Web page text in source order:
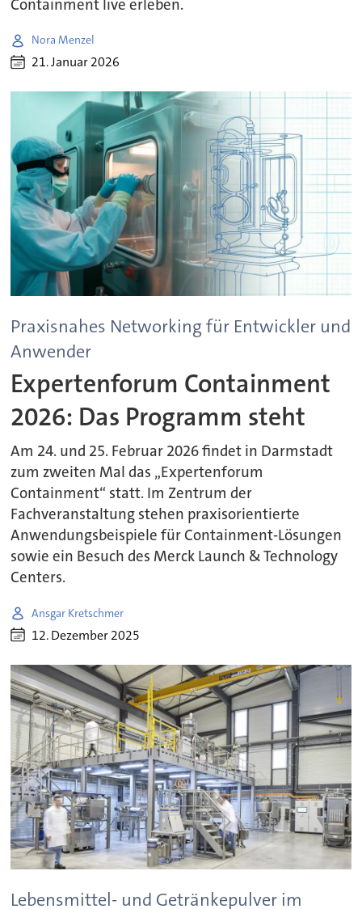
Containment live erleben.
Nora Menzel
21. Januar 2026
Praxisnahes Networking für Entwickler und
Anwender
Expertenforum Containment
2026: Das Programm steht
Am 24. und 25. Februar 2026 findet in Darmstadt
zum zweiten Mal das „Expertenforum
Containment“ statt. Im Zentrum der
Fachveranstaltung stehen praxisorientierte
Anwendungsbeispiele für Containment-Lösungen
sowie ein Besuch des Merck Launch & Technology
Centers.
Ansgar Kretschmer
12. Dezember 2025
Lebensmittel- und Getränkepulver im